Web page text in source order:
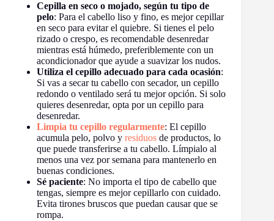
Cepilla en seco o mojado, según tu tipo de
pelo: Para el cabello liso y fino, es mejor cepillar
en seco para evitar el quiebre. Si tienes el pelo
rizado o crespo, es recomendable desenredar
mientras está húmedo, preferiblemente con un
acondicionador que ayude a suavizar los nudos.
Utiliza el cepillo adecuado para cada ocasión:
Si vas a secar tu cabello con secador, un cepillo
redondo o ventilado será tu mejor opción. Si solo
quieres desenredar, opta por un cepillo para
desenredar.
Limpia tu cepillo regularmente: El cepillo
acumula pelo, polvo y residuos de productos, lo
que puede transferirse a tu cabello. Límpialo al
menos una vez por semana para mantenerlo en
buenas condiciones.
Sé paciente: No importa el tipo de cabello que
tengas, siempre es mejor cepillarlo con cuidado.
Evita tirones bruscos que puedan causar que se
rompa.